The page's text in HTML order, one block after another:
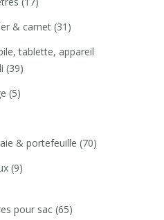
& carnet (31)
tablette, appareil
(39)
(5)
& portefeuille (70)
(9)
pour sac (65)